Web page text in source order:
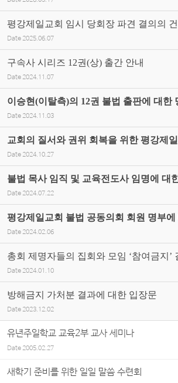
평강제일교회 임시 당회장 파견 결의의 건
Date 2025.06.07
구속사 시리즈 12권(상) 출간 안내
Date 2024.11.07
이승현(이탈측)의 12권 불법 출판에 대한
Date 2024.11.03
교회의 질서와 권위 회복을 위한 평강제
Date 2024.10.27
불법 목사 임직 및 교육전도사 임명에 대
Date 2024.07.22
평강제일교회 불법 공동의회 회원 명부에
Date 2024.02.06
총회 제명자들의 집회와 모임 ‘참여금지’
Date 2024.01.10
방해금지 가처분 결과에 대한 입장문
Date 2023.12.02
유년주일학교 교육2부 교사 세미나
Date2005.02.27
새학기 준비를 위한 일일 말씀 수련회